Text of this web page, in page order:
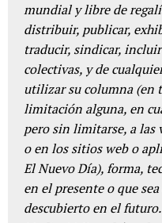
mundial y libre de
distribuir, publicar,
traducir, sindicar,
colectivas, y de
utilizar su columna (en
limitación alguna, en
pero sin limitarse, a las
o en los sitios web o
El Nuevo Día), forma,
en el presente o que
descubierto en el